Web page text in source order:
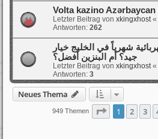
Volta kazino
Letzter Beitrag von xkingxhost«
Antworten: 262
شهرياً في الخليج خيار
جيد؟ أم البنزين أفضل؟
Letzter Beitrag von xkingxhost «
Antworten: 3
Neues Thema
949 Themen Seite 1von 38
1 2 3